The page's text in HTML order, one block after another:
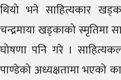
थियो भने साहित्यकार
चन्द्रमाया खड्काको स्मृतिमा
घोषणा पनि गरे ।
पाण्डेको अध्यक्षतामा भएको